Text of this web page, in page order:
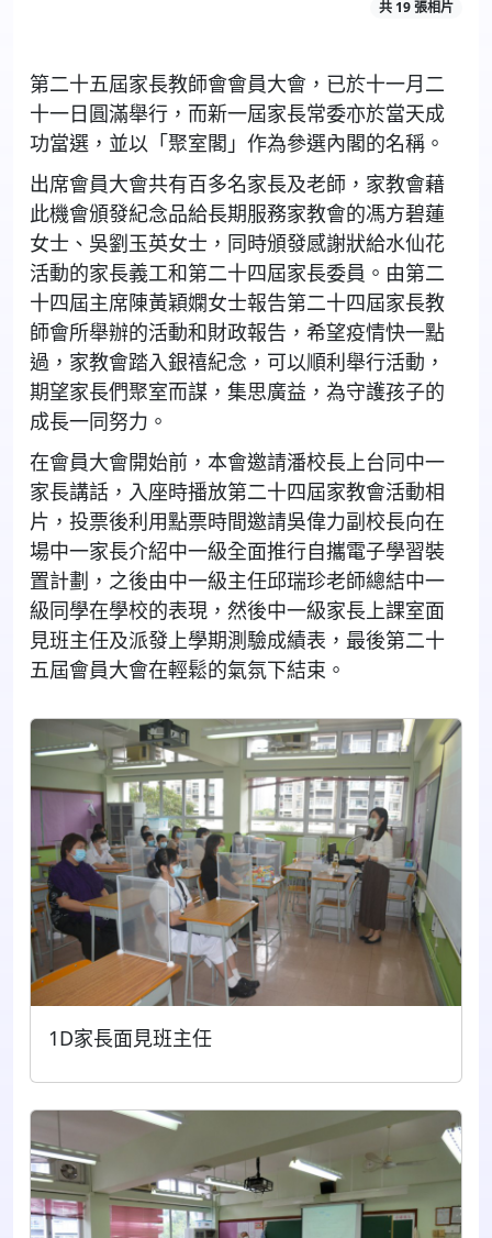
共 19 張相片
第二十五屆家長教師會會員大會，已於十一月二
十一日圓滿舉行，而新一屆家長常委亦於當天成
功當選，並以「聚室閣」作為參選內閣的名稱。
出席會員大會共有百多名家長及老師，家教會藉
此機會頒發紀念品給長期服務家教會的馮方碧蓮
女士、吳劉玉英女士，同時頒發感謝狀給水仙花
活動的家長義工和第二十四屆家長委員。由第二
十四屆主席陳黃穎嫻女士報告第二十四屆家長教
師會所舉辦的活動和財政報告，希望疫情快一點
過，家教會踏入銀禧紀念，可以順利舉行活動，
期望家長們聚室而謀，集思廣益，為守護孩子的
成長一同努力。
在會員大會開始前，本會邀請潘校長上台同中一
家長講話，入座時播放第二十四屆家教會活動相
片，投票後利用點票時間邀請吳偉力副校長向在
場中一家長介紹中一級全面推行自攜電子學習裝
置計劃，之後由中一級主任邱瑞珍老師總結中一
級同學在學校的表現，然後中一級家長上課室面
見班主任及派發上學期測驗成績表，最後第二十
五屆會員大會在輕鬆的氣氛下結束。
1D家長面見班主任